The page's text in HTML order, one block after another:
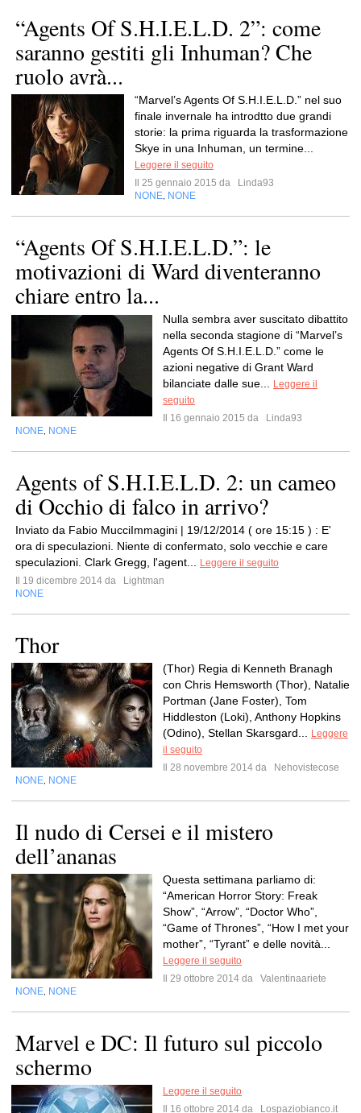
“Agents Of S.H.I.E.L.D. 2”: come
saranno gestiti gli Inhuman? Che
ruolo avrà...
“Marvel’s Agents Of S.H.I.E.L.D.” nel suo
finale invernale ha introdtto due grandi
storie: la prima riguarda la trasformazione
Skye in una Inhuman, un termine...
Leggere il seguito
Il 25 gennaio 2015 da
Linda93
NONE NONE
“Agents Of S.H.I.E.L.D.”: le
motivazioni di Ward diventeranno
chiare entro la...
Nulla sembra aver suscitato dibattito
nella seconda stagione di “Marvel’s
Agents Of S.H.I.E.L.D.” come le
azioni negative di Grant Ward
bilanciate dalle sue...
Leggere il
seguito
Il 16 gennaio 2015 da
Linda93
NONE NONE
Agents of S.H.I.E.L.D. 2: un cameo
di Occhio di falco in arrivo?
Inviato da Fabio MucciImmagini | 19/12/2014 ( ore 15:15 ) : E'
ora di speculazioni. Niente di confermato, solo vecchie e care
speculazioni. Clark Gregg, l'agent...
Leggere il seguito
Il 19 dicembre 2014 da
Lightman
NONE
Thor
(Thor) Regia di Kenneth Branagh
con Chris Hemsworth (Thor), Natalie
Portman (Jane Foster), Tom
Hiddleston (Loki), Anthony Hopkins
(Odino), Stellan Skarsgard...
Leggere
il seguito
Il 28 novembre 2014 da
Nehovistecose
NONE NONE
Il nudo di Cersei e il mistero
dell’ananas
Questa settimana parliamo di:
“American Horror Story: Freak
Show”, “Arrow”, “Doctor Who”,
“Game of Thrones”, “How I met your
mother”, “Tyrant” e delle novità...
Leggere il seguito
Il 29 ottobre 2014 da
Valentinaariete
NONE NONE
Marvel e DC: Il futuro sul piccolo
schermo
Leggere il seguito
Il 16 ottobre 2014 da
Lospaziobianco.it